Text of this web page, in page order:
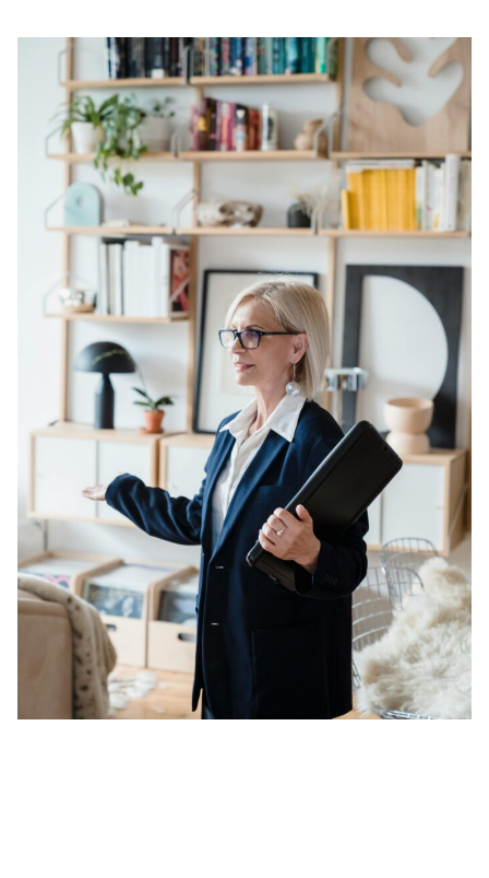
Belangrijke
documenten
Alle relevante
certificerings- en
Vragen en
antwoorden
Antwoorden op
veelgestelde vragen
over certificering
Meer inzicht in
het vak
Ontdek wat
certificering als
makelaar inhoudt